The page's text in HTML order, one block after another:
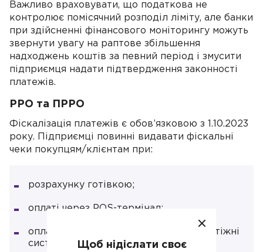
Важливо враховувати, що податкова не
контролює помісячний розподіл ліміту, але банки
при здійсненні фінансового моніторингу можуть
звернути увагу на раптове збільшення
надходжень коштів за певний період і змусити
підприємця надати підтвердження законності
платежів.
РРО та ПРРО
Фіскалізація платежів є обов’язковою з 1.10.2023
року. Підприємці повинні видавати фіскальні
чеки покупцям/клієнтам при:
розрахунку готівкою;
оплаті через POS-термінал;
оплаті товару через еквайринг та платіжні
системи;
Щоб нідіслати своє